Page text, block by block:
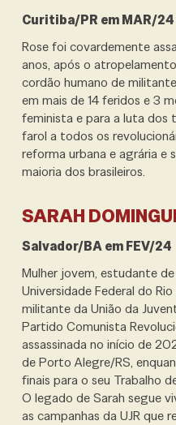
Curitiba/PR em MAR/
Rose foi covardemente
anos, após o
cordão humano de
em mais de 14 feridos e 3
feminista e para a luta dos
farol a todos os
reforma urbana e agrária e
maioria dos brasileiros.
SARAH
Salvador/BA em FEV/24
Mulher jovem, estudante
Universidade Federal do
militante da União da
Partido Comunista
assassinada no início de
de Porto Alegre/RS,
finais para o seu Trabalho
O legado de Sarah segue
as campanhas da UJR que